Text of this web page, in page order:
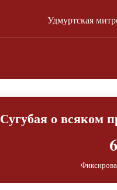
Удмуртская
Сугубая о всяком